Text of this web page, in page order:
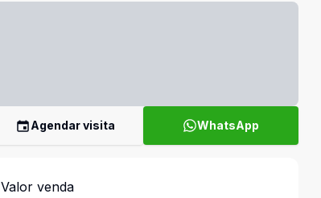
Agendar visita WhatsApp
Valor venda